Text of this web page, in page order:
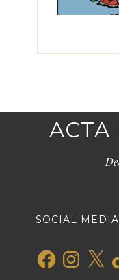
ACTA
SOCIAL
FacebookInstagram
X